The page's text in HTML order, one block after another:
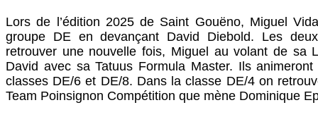
Lors de l’édition 2025 de Saint Gouëno, Miguel
groupe DE en devançant David Diebold. Les
retrouver une nouvelle fois, Miguel au volant de sa
David avec sa Tatuus Formula Master. Ils
classes DE/6 et DE/8. Dans la classe DE/4 on
Team Poinsignon Compétition que mène Dominique